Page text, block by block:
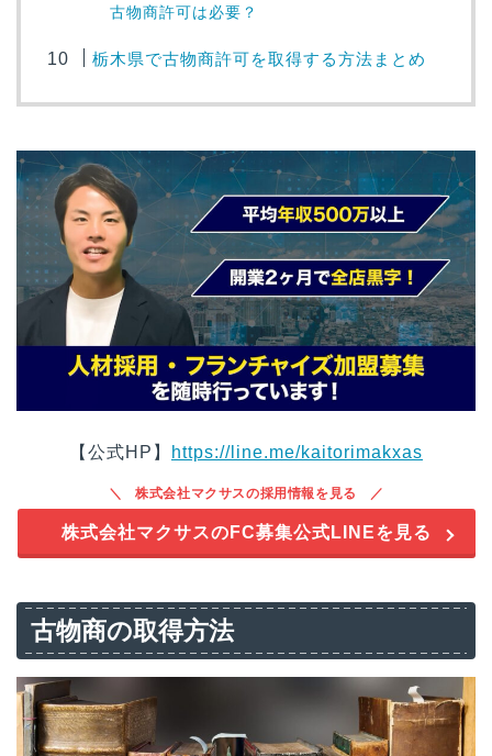
古物商許可は必要？
栃木県で古物商許可を取得する方法まとめ
【公式HP】 https://line.me/kaitorimakxas
株式会社マクサスの採用情報を見る
株式会社マクサスのFC募集公式LINEを見る
古物商の取得方法